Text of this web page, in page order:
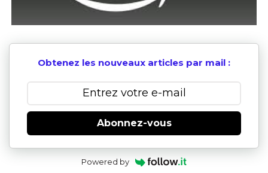
Obtenez les nouveaux articles par mail :
Abonnez-vous
Powered by